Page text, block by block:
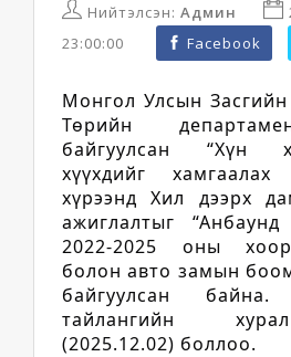
Нийтэлсэн: Админ
23:00:00
Facebook
Монгол Улсын
Төрийн
байгуулсан “Хүн
хүүхдийг
хүрээнд Хил дээрх
ажиглалтыг
2022-2025 оны
болон авто замын
байгуулсан
тайлангийн
(2025.12.02) боллоо.